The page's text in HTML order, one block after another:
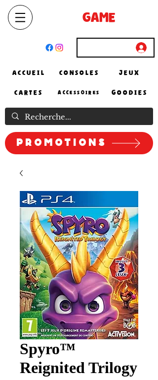
GAME
ACCUEIL CONSOLES JEUX
CARTES ACCESSOIRES GOODIES
Promotions
Spyro™
Reignited Trilogy